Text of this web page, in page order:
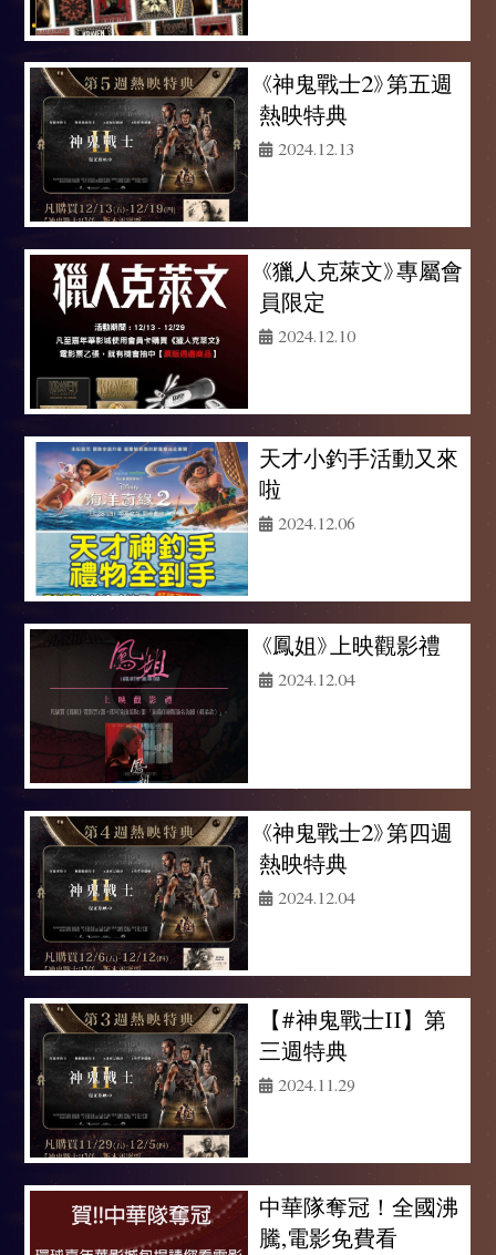
《神鬼戰士2》第五週
熱映特典
2024.12.13
《獵人克萊文》專屬會
員限定
2024.12.10
天才小釣手活動又來
啦
2024.12.06
《鳳姐》上映觀影禮
2024.12.04
《神鬼戰士2》第四週
熱映特典
2024.12.04
【#神鬼戰士II】第
三週特典
2024.11.29
中華隊奪冠！全國沸
騰,電影免費看